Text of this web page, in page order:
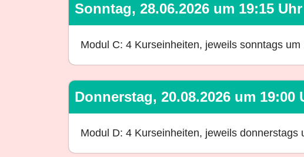
Sonntag, 28.06.2026 um 19:15
Modul C: 4 Kurseinheiten, jeweils sonntags
Donnerstag, 20.08.2026 um
Modul D: 4 Kurseinheiten, jeweils